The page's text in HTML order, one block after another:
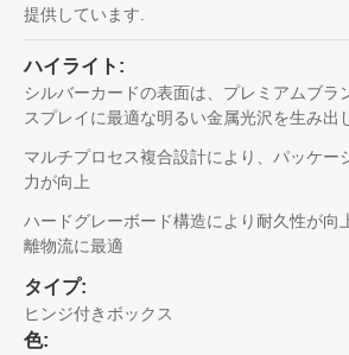
提供しています.
ハイライト:
シルバーカードの表面は、プレミアムブラ
スプレイに最適な明るい金属光沢を生み出
マルチプロセス複合設計により、パッケー
力が向上
ハードグレーボード構造により耐久性が向
離物流に最適
タイプ:
ヒンジ付きボックス
色: